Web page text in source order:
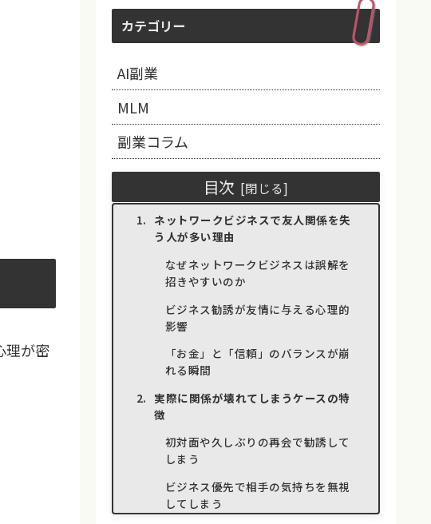
理が密
カテゴリー
AI副業
MLM
副業コラム
目次
ネットワークビジネスで友人関係を失
う人が多い理由
なぜネットワークビジネスは誤解を
招きやすいのか
ビジネス勧誘が友情に与える心理的
影響
「お金」と「信頼」のバランスが崩
れる瞬間
実際に関係が壊れてしまうケースの特
徴
初対面や久しぶりの再会で勧誘して
しまう
ビジネス優先で相手の気持ちを無視
してしまう